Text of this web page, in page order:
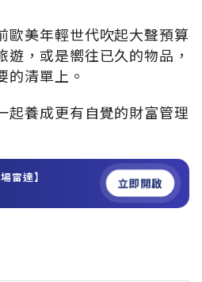
歐美年輕世代吹起大聲預算
遊，或是嚮往已久的物品，
的清單上。
起養成更有自覺的財富管理
雷達】 立即開啟